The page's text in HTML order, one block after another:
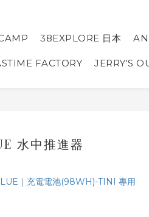
38EXPLORE 日本
FACTORY JERRY'S
水中推進器